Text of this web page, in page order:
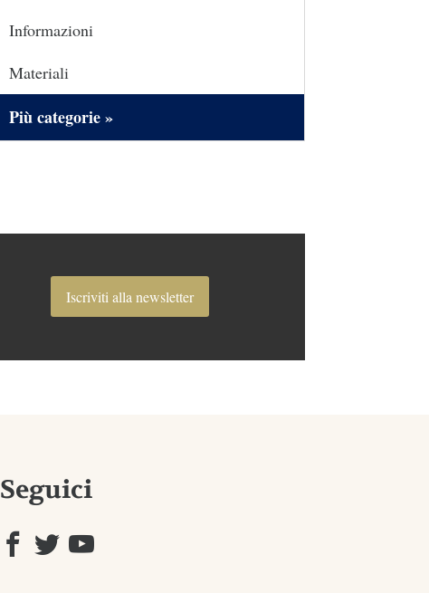
Informazioni
Materiali
Più categorie »
Iscriviti alla newsletter
Seguici